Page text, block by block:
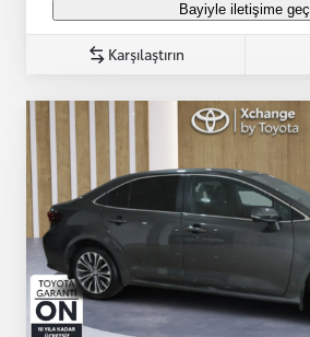
Bayiyle iletişime geç
Karşılaştırın